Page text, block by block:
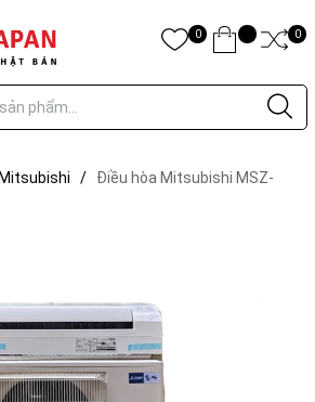
0 0
/
Điều hòa Mitsubishi MSZ-